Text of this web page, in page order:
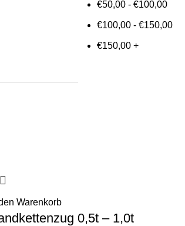
€50,00 - €100,00
€100,00 - €150,00
€150,00 +
Warenkorb
0,5t – 1,0t